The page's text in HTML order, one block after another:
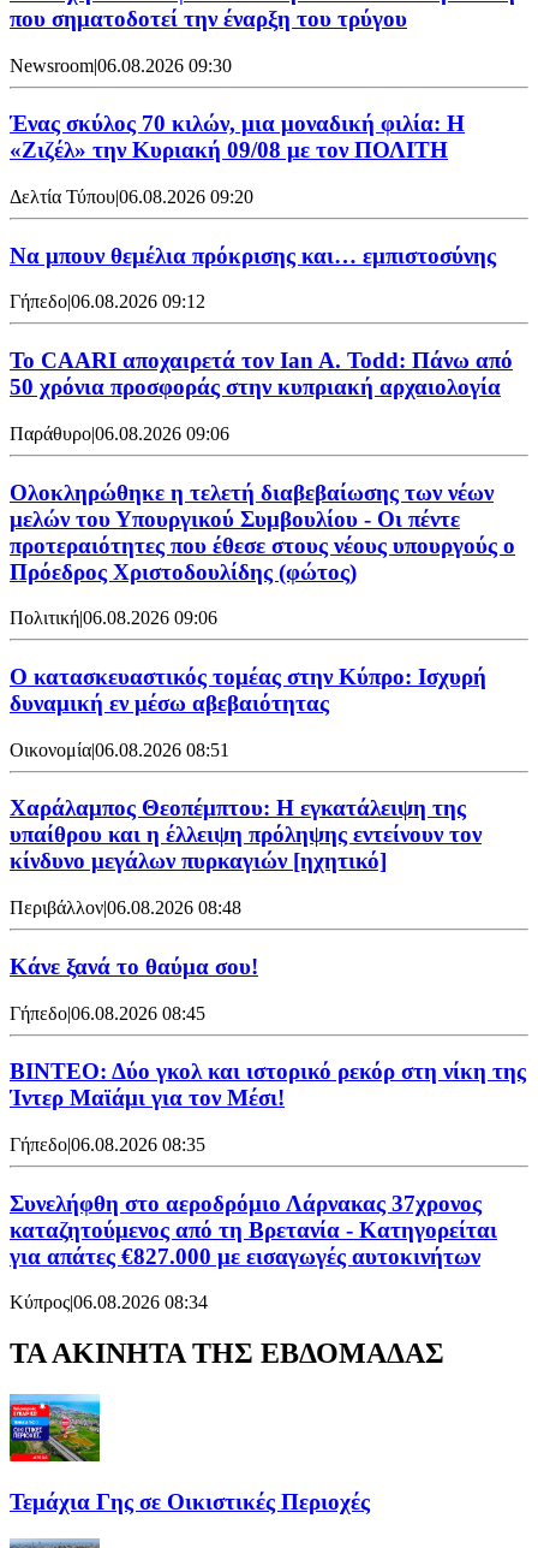
που σηματοδοτεί την έναρξη του τρύγου
Newsroom|06.08.2026 09:30
Ένας σκύλος 70 κιλών, μια μοναδική φιλία: Η
«Ζιζέλ» την Κυριακή 09/08 με τον ΠΟΛΙΤΗ
Δελτία Τύπου|06.08.2026 09:20
Να μπουν θεμέλια πρόκρισης και… εμπιστοσύνης
Γήπεδο|06.08.2026 09:12
Το CAARI αποχαιρετά τον Ian A. Todd: Πάνω από
50 χρόνια προσφοράς στην κυπριακή αρχαιολογία
Παράθυρο|06.08.2026 09:06
Ολοκληρώθηκε η τελετή διαβεβαίωσης των νέων
μελών του Υπουργικού Συμβουλίου - Οι πέντε
προτεραιότητες που έθεσε στους νέους υπουργούς ο
Πρόεδρος Χριστοδουλίδης (φώτος)
Πολιτική|06.08.2026 09:06
Ο κατασκευαστικός τομέας στην Κύπρο: Ισχυρή
δυναμική εν μέσω αβεβαιότητας
Οικονομία|06.08.2026 08:51
Χαράλαμπος Θεοπέμπτου: Η εγκατάλειψη της
υπαίθρου και η έλλειψη πρόληψης εντείνουν τον
κίνδυνο μεγάλων πυρκαγιών [ηχητικό]
Περιβάλλον|06.08.2026 08:48
Κάνε ξανά το θαύμα σου!
Γήπεδο|06.08.2026 08:45
ΒΙΝΤΕΟ: Δύο γκολ και ιστορικό ρεκόρ στη νίκη της
Ίντερ Μαϊάμι για τον Μέσι!
Γήπεδο|06.08.2026 08:35
Συνελήφθη στο αεροδρόμιο Λάρνακας 37χρονος
καταζητούμενος από τη Βρετανία - Κατηγορείται
για απάτες €827.000 με εισαγωγές αυτοκινήτων
Κύπρος06.08.2026 08:34
ΤΑ ΑΚΙΝΗΤΑ ΤΗΣ ΕΒΔΟΜΑΔΑΣ
Τεμάχια Γης σε Οικιστικές Περιοχές